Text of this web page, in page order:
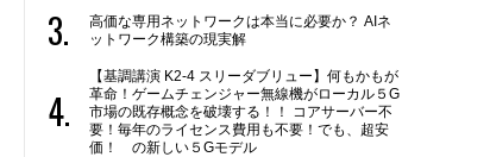
高価な専用ネットワークは本当に必要か？ AIネ
ットワーク構築の現実解
【基調講演 K2-4 スリーダブリュー】何もかもが
革命！ゲームチェンジャー無線機がローカル５G
市場の既存概念を破壊する！！ コアサーバー不
要！毎年のライセンス費用も不要！でも、超安
価！ の新しい５Gモデル